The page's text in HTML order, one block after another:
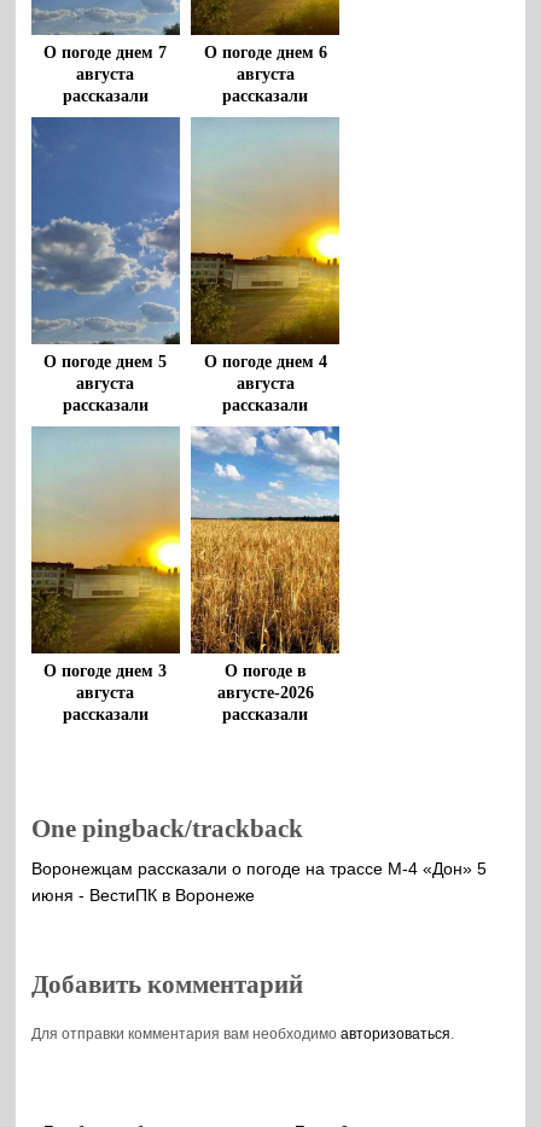
О погоде днем 7
августа
рассказали
воронежцам
О погоде днем 6
августа
рассказали
воронежцам
О погоде днем 5
августа
рассказали
воронежцам
О погоде днем 4
августа
рассказали
воронежцам
О погоде днем 3
августа
рассказали
О погоде в
августе-2026
рассказали
One pingback/trackback
Воронежцам рассказали о погоде на трассе М-4 «Дон» 5
июня - ВестиПК в Воронеже
Добавить комментарий
Для отправки комментария вам необходимоавторизоваться.